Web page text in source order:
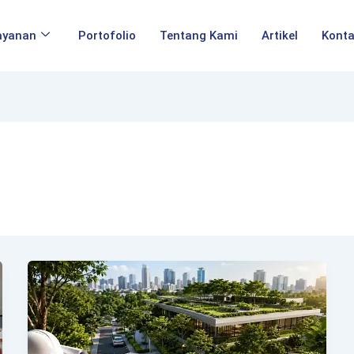
Portofolio Tentang Kami Artikel